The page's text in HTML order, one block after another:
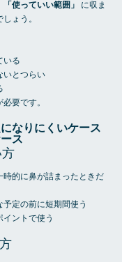
「使っていい範囲」
に収ま
ょう。
いる
いとつらい
要です。
なりにくいケース
ス
方
時的に鼻が詰まったときだ
定の前に短期間使う
ントで使う